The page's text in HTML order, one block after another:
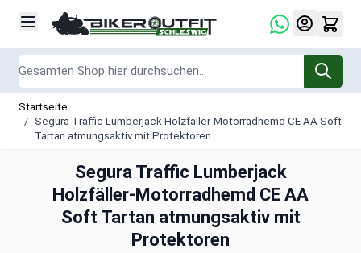
Startseite
/ Segura Traffic Lumberjack Holzfäller-Motorradhemd CE AA Soft
Tartan atmungsaktiv mit Protektoren
Segura Traffic Lumberjack
Holzfäller-Motorradhemd CE AA
Soft Tartan atmungsaktiv mit
Protektoren